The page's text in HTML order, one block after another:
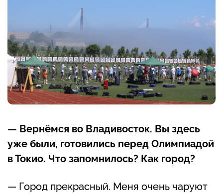
— Вернёмся во Владивосток. Вы здесь
уже были, готовились перед Олимпиадой
в Токио. Что запомнилось? Как город?
— Город прекрасный. Меня очень чаруют